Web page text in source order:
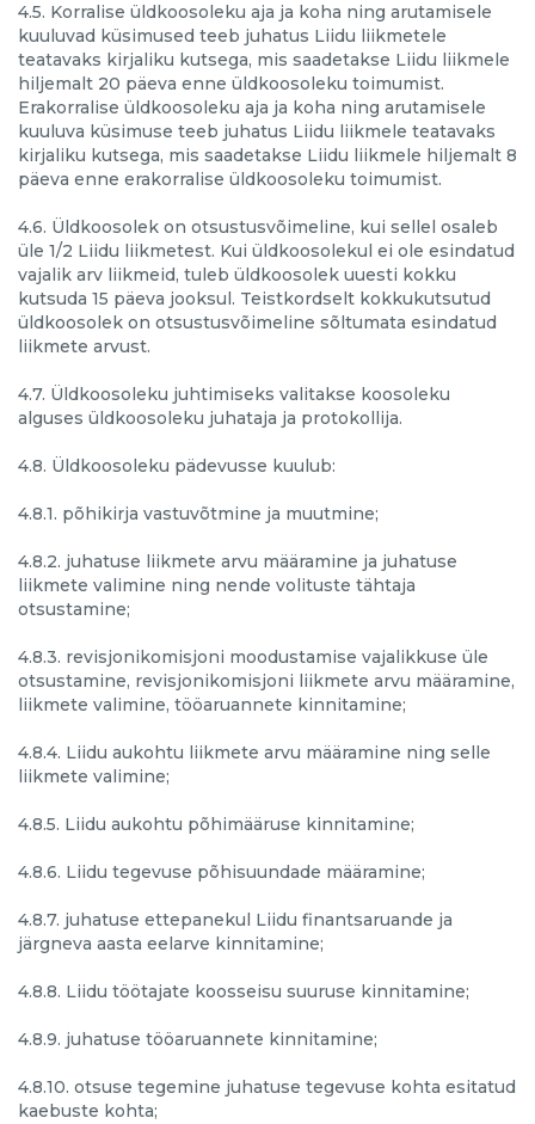
4.5. Korralise üldkoosoleku aja ja koha ning arutamisele
kuuluvad küsimused teeb juhatus Liidu liikmetele
teatavaks kirjaliku kutsega, mis saadetakse Liidu liikmele
hiljemalt 20 päeva enne üldkoosoleku toimumist.
Erakorralise üldkoosoleku aja ja koha ning arutamisele
kuuluva küsimuse teeb juhatus Liidu liikmele teatavaks
kirjaliku kutsega, mis saadetakse Liidu liikmele hiljemalt 8
päeva enne erakorralise üldkoosoleku toimumist.
4.6. Üldkoosolek on otsustusvõimeline, kui sellel osaleb
üle 1/2 Liidu liikmetest. Kui üldkoosolekul ei ole esindatud
vajalik arv liikmeid, tuleb üldkoosolek uuesti kokku
kutsuda 15 päeva jooksul. Teistkordselt kokkukutsutud
üldkoosolek on otsustusvõimeline sõltumata esindatud
liikmete arvust.
4.7. Üldkoosoleku juhtimiseks valitakse koosoleku
alguses üldkoosoleku juhataja ja protokollija.
4.8. Üldkoosoleku pädevusse kuulub:
4.8.1. põhikirja vastuvõtmine ja muutmine;
4.8.2. juhatuse liikmete arvu määramine ja juhatuse
liikmete valimine ning nende volituste tähtaja
otsustamine;
4.8.3. revisjonikomisjoni moodustamise vajalikkuse üle
otsustamine, revisjonikomisjoni liikmete arvu määramine,
liikmete valimine, tööaruannete kinnitamine;
4.8.4. Liidu aukohtu liikmete arvu määramine ning selle
liikmete valimine;
4.8.5. Liidu aukohtu põhimääruse kinnitamine;
4.8.6. Liidu tegevuse põhisuundade määramine;
4.8.7. juhatuse ettepanekul Liidu finantsaruande ja
järgneva aasta eelarve kinnitamine;
4.8.8. Liidu töötajate koosseisu suuruse kinnitamine;
4.8.9. juhatuse tööaruannete kinnitamine;
4.8.10. otsuse tegemine juhatuse tegevuse kohta esitatud
kaebuste kohta;